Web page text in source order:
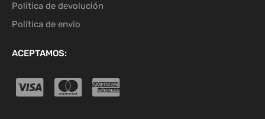
Politica de devolución
Política de envío
ACEPTAMOS: